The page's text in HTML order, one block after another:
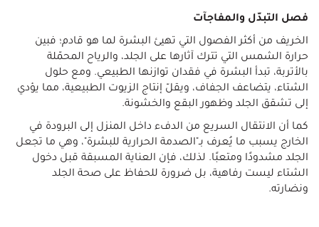
فصل التبدّل والمفاجآت
الخريف من أكثر الفصول التي تهيئ البشرة لما هو قادم؛ فبين
حرارة الشمس التي تترك آثارها على الجلد، والرياح المحمّلة
بالأتربة، تبدأ البشرة في فقدان توازنها الطبيعي. ومع حلول
الشتاء، يتضاعف الجفاف، ويقلّ إنتاج الزيوت الطبيعية، مما يؤدي
إلى تشقق الجلد وظهور البقع والخشونة.
كما أن الانتقال السريع من الدفء داخل المنزل إلى البرودة في
الخارج يسبب ما يُعرف بـ"الصدمة الحرارية للبشرة"، وهي ما تجعل
الجلد مشدودًا ومتعبًا. لذلك، فإن العناية المسبقة قبل دخول
الشتاء ليست رفاهية، بل ضرورة للحفاظ على صحة الجلد
ونضارته.